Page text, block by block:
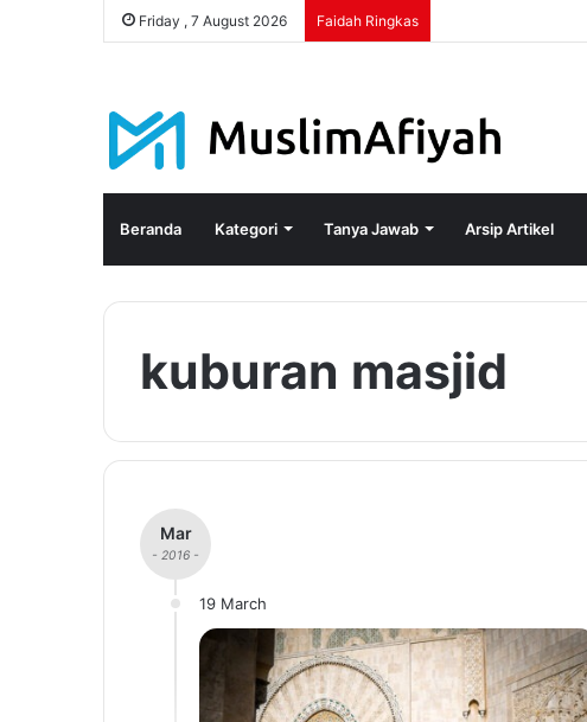
Friday , 7 August 2026 Faidah Ringkas
Beranda Kategori Tanya Jawab Arsip Artikel
kuburan masjid
Mar
- 2016 -
19 March